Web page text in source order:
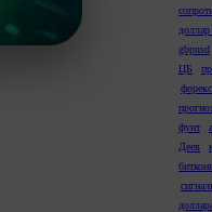
gbpusd
ЦБ
фунт
Деев